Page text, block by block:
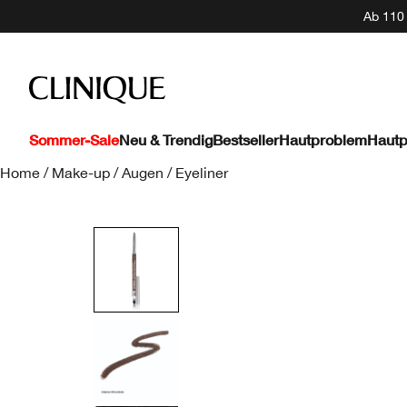
Ab
Sommer-SaleNeu & TrendigBestsellerHautproblem
Home / Make-up / Augen / Eyeliner